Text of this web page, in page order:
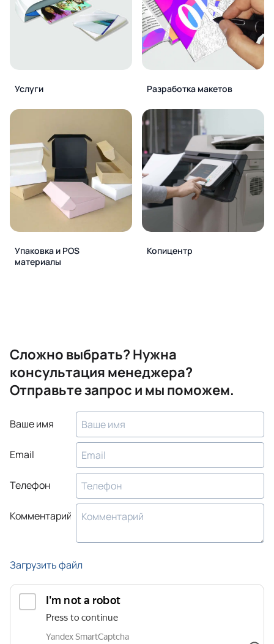
Услуги Разработка макетов
Упаковка и POS
материалы
Копицентр
Сложно выбрать? Нужна
консультация менеджера?
Отправьте запрос и мы поможем.
Ваше имя
Email
Телефон
Комментарий
Загрузить файл